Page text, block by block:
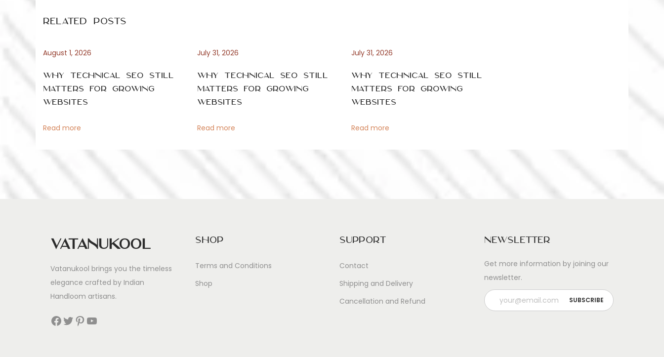
s
n
a
o
n
o
s
o
s
t
t
e
u
r
B
r
Related Posts
August 1, 2026
Why Technical SEO Still
Matters for Growing
Websites
Read more
July 31, 2026
Why Technical SEO Still
Matters for Growing
Websites
Read more
July 31, 2026
Why Technical SEO Still
Matters for Growing
Websites
Read more
Vatanukool
Vatanukool brings you the timeless
elegance crafted by Indian
Handloom artisans.
Facebook Twitter Pinterest YouTube
Shop
Terms and Conditions
Shop
Support
Contact
Shipping and Delivery
Cancellation and Refund
Newsletter
Get more information by joining our
newsletter.